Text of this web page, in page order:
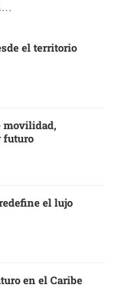
…
el territorio
movilidad,
futuro
el lujo
en el Caribe